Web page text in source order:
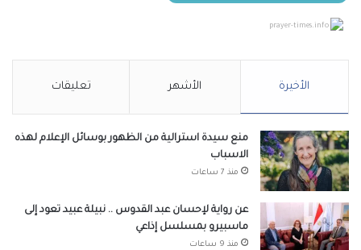
prayer-times.info
الأخيرة الأشهر تعليقات
منع سيدة استرالية من الظهور بوسائل الإعلام لهذه
الاسباب
منذ 7 ساعات
عن رواية لإحسان عبد القدوس .. نبيلة عبيد تعود إلى
ماسبيرو بمسلسل إذاعي
منذ 9 ساعات